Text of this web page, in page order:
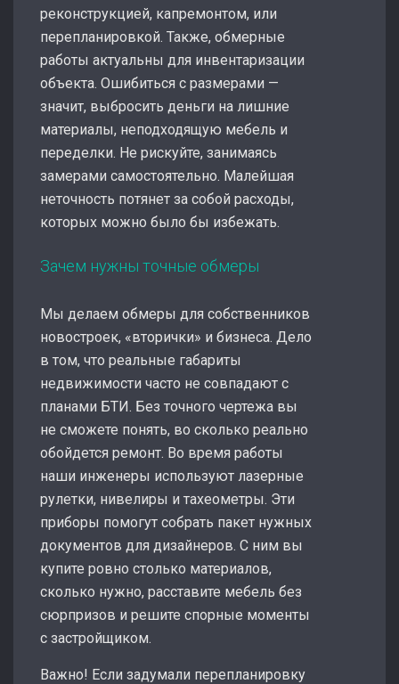
реконструкцией, капремонтом, или
перепланировкой. Также, обмерные
работы актуальны для инвентаризации
объекта. Ошибиться с размерами —
значит, выбросить деньги на лишние
материалы, неподходящую мебель и
переделки. Не рискуйте, занимаясь
замерами самостоятельно. Малейшая
неточность потянет за собой расходы,
которых можно было бы избежать.
Зачем нужны точные обмеры
Мы делаем обмеры для собственников
новостроек, «вторички» и бизнеса. Дело
в том, что реальные габариты
недвижимости часто не совпадают с
планами БТИ. Без точного чертежа вы
не сможете понять, во сколько реально
обойдется ремонт. Во время работы
наши инженеры используют лазерные
рулетки, нивелиры и тахеометры. Эти
приборы помогут собрать пакет нужных
документов для дизайнеров. С ним вы
купите ровно столько материалов,
сколько нужно, расставите мебель без
сюрпризов и решите спорные моменты
с застройщиком.
Важно! Если задумали перепланировку